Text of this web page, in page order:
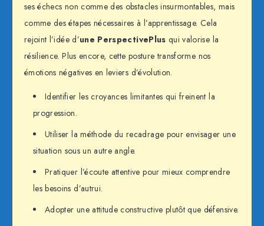
ses échecs non comme des obstacles insurmontables, mais
comme des étapes nécessaires à l’apprentissage. Cela
rejoint l’idée d’une PerspectivePlus qui valorise la
résilience. Plus encore, cette posture transforme nos
émotions négatives en leviers d’évolution.
Identifier les croyances limitantes qui freinent la
progression.
Utiliser la méthode du recadrage pour envisager une
situation sous un autre angle.
Pratiquer l’écoute attentive pour mieux comprendre
les besoins d’autrui.
Adopter une attitude constructive plutôt que défensive.